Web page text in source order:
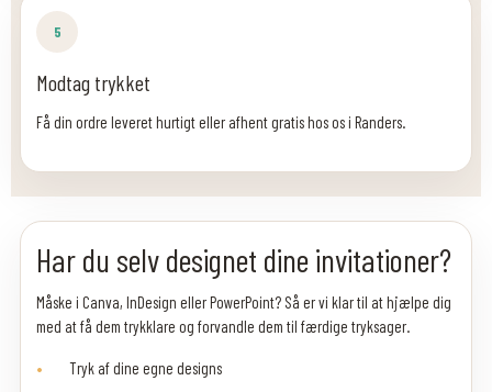
5
Modtag trykket
Få din ordre leveret hurtigt eller afhent gratis hos os i Randers.
Har du selv designet dine invitationer?
Måske i Canva, InDesign eller PowerPoint? Så er vi klar til at hjælpe dig
med at få dem trykklare og forvandle dem til færdige tryksager.
Tryk af dine egne designs